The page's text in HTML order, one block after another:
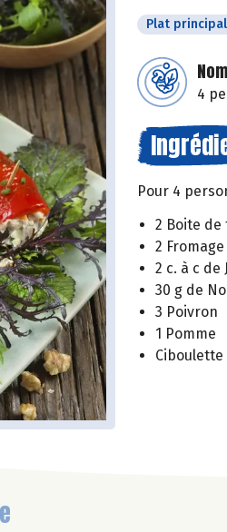
Plat principal
4
Pour 4
2 Boite de
2
2 c. à c de
30 g de
3 Poivron
1 Pomme
Ciboulette